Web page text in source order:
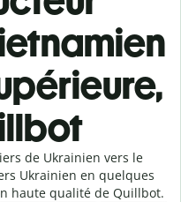
de Ukrainien vers le
Ukrainien en quelques
haute qualité de Quillbot.